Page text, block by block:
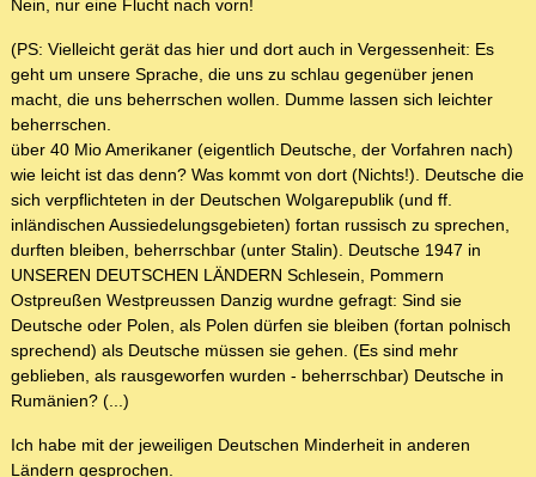
Nein, nur eine Flucht nach vorn!
(PS: Vielleicht gerät das hier und dort auch in Vergessenheit: Es
geht um unsere Sprache, die uns zu schlau gegenüber jenen
macht, die uns beherrschen wollen. Dumme lassen sich leichter
beherrschen.
über 40 Mio Amerikaner (eigentlich Deutsche, der Vorfahren nach)
wie leicht ist das denn? Was kommt von dort (Nichts!). Deutsche die
sich verpflichteten in der Deutschen Wolgarepublik (und ff.
inländischen Aussiedelungsgebieten) fortan russisch zu sprechen,
durften bleiben, beherrschbar (unter Stalin). Deutsche 1947 in
UNSEREN DEUTSCHEN LÄNDERN Schlesein, Pommern
Ostpreußen Westpreussen Danzig wurdne gefragt: Sind sie
Deutsche oder Polen, als Polen dürfen sie bleiben (fortan polnisch
sprechend) als Deutsche müssen sie gehen. (Es sind mehr
geblieben, als rausgeworfen wurden - beherrschbar) Deutsche in
Rumänien? (...)
Ich habe mit der jeweiligen Deutschen Minderheit in anderen
Ländern gesprochen.